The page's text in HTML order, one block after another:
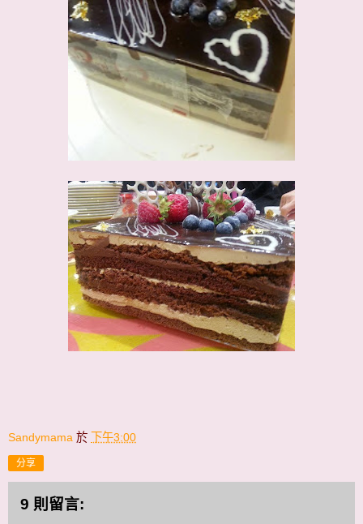
Sandymama 於 下午3:00
分享
9 則留言: